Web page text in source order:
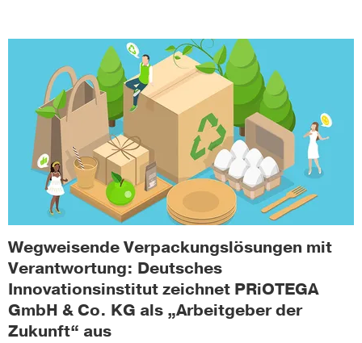
Wegweisende Verpackungslösungen mit
Verantwortung: Deutsches
Innovationsinstitut zeichnet PRiOTEGA
GmbH & Co. KG als „Arbeitgeber der
Zukunft“ aus